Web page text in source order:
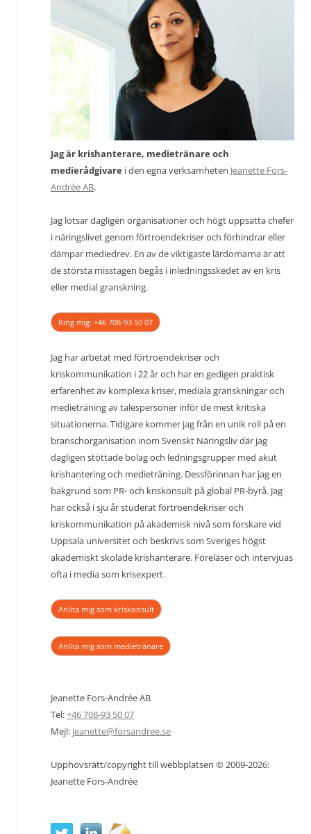
Jag är krishanterare, medietränare och
medierådgivare i den egna verksamheten Jeanette Fors-
Andrée AB.
Jag lotsar dagligen organisationer och högt uppsatta chefer
i näringslivet genom förtroendekriser och förhindrar eller
dämpar mediedrev. En av de viktigaste lärdomarna är att
de största misstagen begås i inledningsskedet av en kris
eller medial granskning.
Ring mig: +46 708-93 50 07
Jag har arbetat med förtroendekriser och
kriskommunikation i 22 år och har en gedigen praktisk
erfarenhet av komplexa kriser, mediala granskningar och
medieträning av talespersoner inför de mest kritiska
situationerna. Tidigare kommer jag från en unik roll på en
branschorganisation inom Svenskt Näringsliv där jag
dagligen stöttade bolag och ledningsgrupper med akut
krishantering och medieträning. Dessförinnan har jag en
bakgrund som PR- och kriskonsult på global PR-byrå. Jag
har också i sju år studerat förtroendekriser och
kriskommunikation på akademisk nivå som forskare vid
Uppsala universitet och beskrivs som Sveriges högst
akademiskt skolade krishanterare. Föreläser och intervjuas
ofta i media som krisexpert.
Anlita mig som kriskonsult
Anlita mig som medietränare
Jeanette Fors-Andrée AB
Tel:+46 708-93 50 07
Mejl: jeanette@forsandree.se
Upphovsrätt/copyright till webbplatsen © 2009-2026:
Jeanette Fors-Andrée